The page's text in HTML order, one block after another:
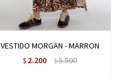
VESTIDO MORGAN - MARRON
$ 2.200 $5.500